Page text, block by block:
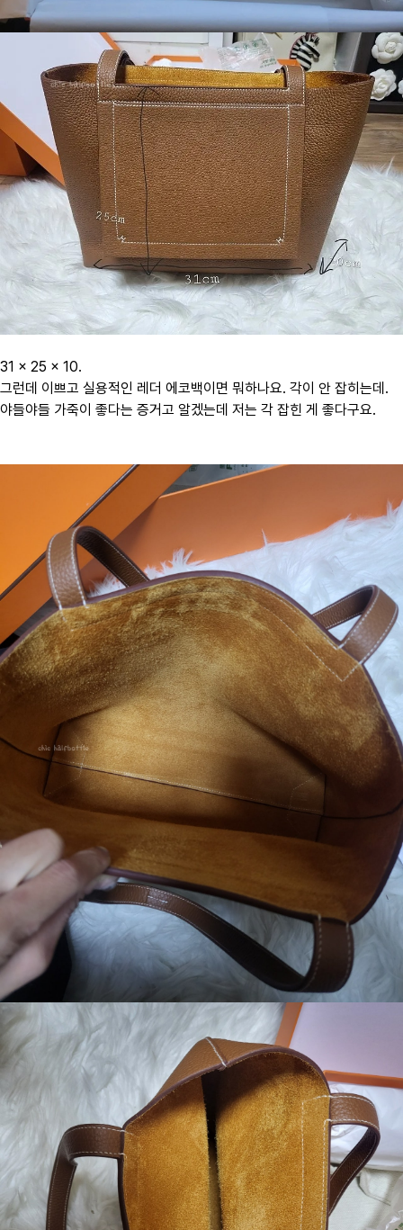
31 x 25 x 10.
그런데 이쁘고 실용적인 레더 에코백이면 뭐하나요. 각이 안 잡히는데.
야들야들 가죽이 좋다는 증거고 알겠는데 저는 각 잡힌 게 좋다구요.